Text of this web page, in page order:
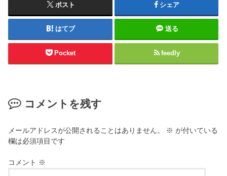
ポスト シェア
はてブ 送る
Pocket feedly
コメントを残す
メールアドレスが公開されることはありません。 ※ が付いている
欄は必須項目です
コメント ※